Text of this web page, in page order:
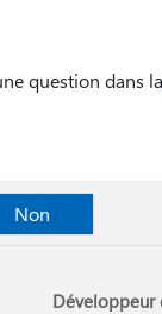
question dans la
Non
Développeur